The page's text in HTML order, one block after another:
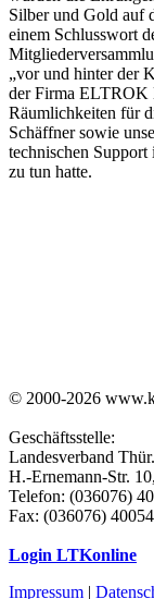
Silber und Gold auf
einem Schlusswort
„vor und hinter der
der Firma ELTROK
Räumlichkeiten für
Schäffner sowie
technischen Support
zu tun hatte.
© 2000-2026
Geschäftsstelle:
Landesverband
H.-Ernemann-Str.
Telefon: (036076)
Fax: (036076)
Login LTKonline
Impressum |